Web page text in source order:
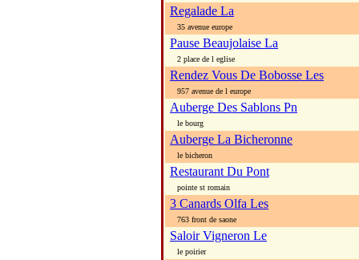
Regalade La
35 avenue europe
Pause Beaujolaise La
2 place de l eglise
Rendez Vous De Bobosse Les
957 avenue de l europe
Auberge Des Sablons Pn
le bourg
Auberge La Bicheronne
le bicheron
Restaurant Du Pont
pointe st romain
3 Canards Olfa Les
763 front de saone
Saloir Vigneron Le
le poirier